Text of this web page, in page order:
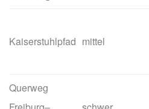
Kaiserstuhlpfad mittel
Querweg